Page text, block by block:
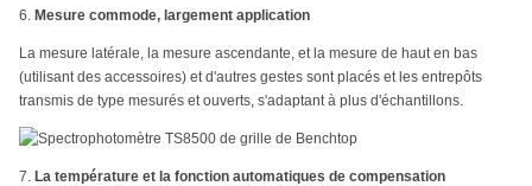
6. Mesure commode, largement application
La mesure latérale, la mesure ascendante, et la mesure de haut en bas
(utilisant des accessoires) et d'autres gestes sont placés et les entrepôts
transmis de type mesurés et ouverts, s'adaptant à plus d'échantillons.
7. La température et la fonction automatiques de compensation